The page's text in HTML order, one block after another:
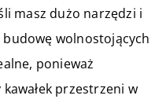
masz dużo narzędzi i
wolnostojących
ponieważ
przestrzeni w